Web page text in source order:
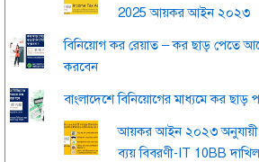
2025 আয়কর আইন ২০২৩
বিনিয়োগ কর রেয়াত – কর ছাড় পেতে
করবেন
বাংলাদেশে বিনিয়োগের মাধ্যমে কর
আয়কর আইন ২০২৩ অনুযায়ী
ব্যয় বিবরণী-IT 10BB